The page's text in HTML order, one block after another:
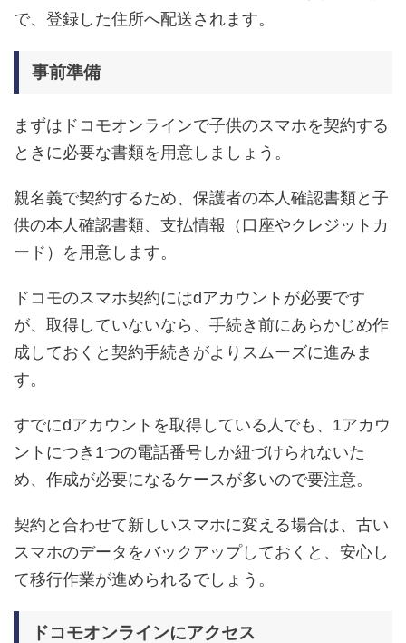
で、登録した住所へ配送されます。
事前準備
まずはドコモオンラインで子供のスマホを契約する
ときに必要な書類を用意しましょう。
親名義で契約するため、保護者の本人確認書類と子
供の本人確認書類、支払情報（口座やクレジットカ
ード）を用意します。
ドコモのスマホ契約にはdアカウントが必要です
が、取得していないなら、手続き前にあらかじめ作
成しておくと契約手続きがよりスムーズに進みま
す。
すでにdアカウントを取得している人でも、1アカウ
ントにつき1つの電話番号しか紐づけられないた
め、作成が必要になるケースが多いので要注意。
契約と合わせて新しいスマホに変える場合は、古い
スマホのデータをバックアップしておくと、安心し
て移行作業が進められるでしょう。
ドコモオンラインにアクセス